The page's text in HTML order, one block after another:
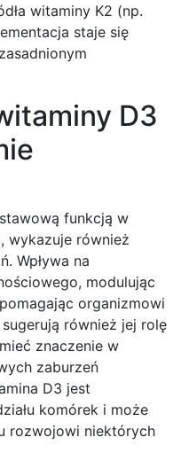
witaminy K2 (np.
staje się
D3
funkcją w
wykazuje również
Wpływa na
modulując
organizmowi
również jej rolę
znaczenie w
zaburzeń
D3 jest
komórek i może
rozwojowi niektórych